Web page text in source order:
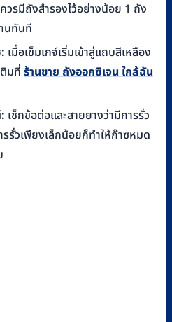
ควรมีถังสำรองไว้อย่างน้อย 1 ถัง
นทันที
เมื่อเข็มเกจ์เริ่มเข้าสู่แถบสีเหลือง
มที่ ร้านขาย ถังออกซิเจน ใกล้ฉัน
เช็กข้อต่อและสายยางว่ามีการรั่ว
รรั่วเพียงเล็กน้อยก็ทำให้ก๊าซหมด